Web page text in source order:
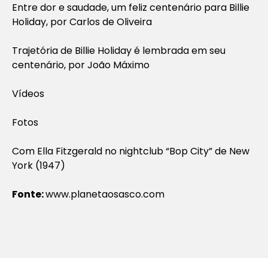
Entre dor e saudade, um feliz centenário para Billie
Holiday, por Carlos de Oliveira
​Trajetória de Billie Holiday é lembrada em seu
centenário, por João Máximo
Vídeos
Fotos
Com Ella Fitzgerald no nightclub “Bop City” de New
York (1947)
Fonte:www.planetaosasco.com